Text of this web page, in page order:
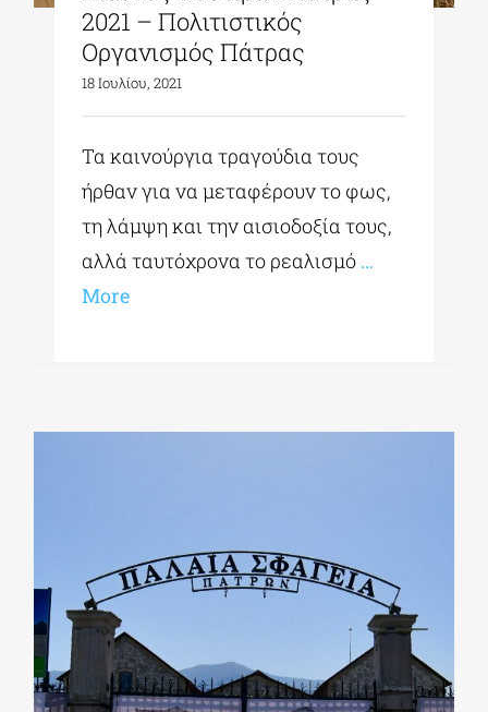
2021 – Πολιτιστικός
Οργανισμός Πάτρας
18 Ιουλίου, 2021
Τα καινούργια τραγούδια τους
ήρθαν για να μεταφέρουν το φως,
τη λάμψη και την αισιοδοξία τους,
αλλά ταυτόχρονα το ρεαλισμό …
More